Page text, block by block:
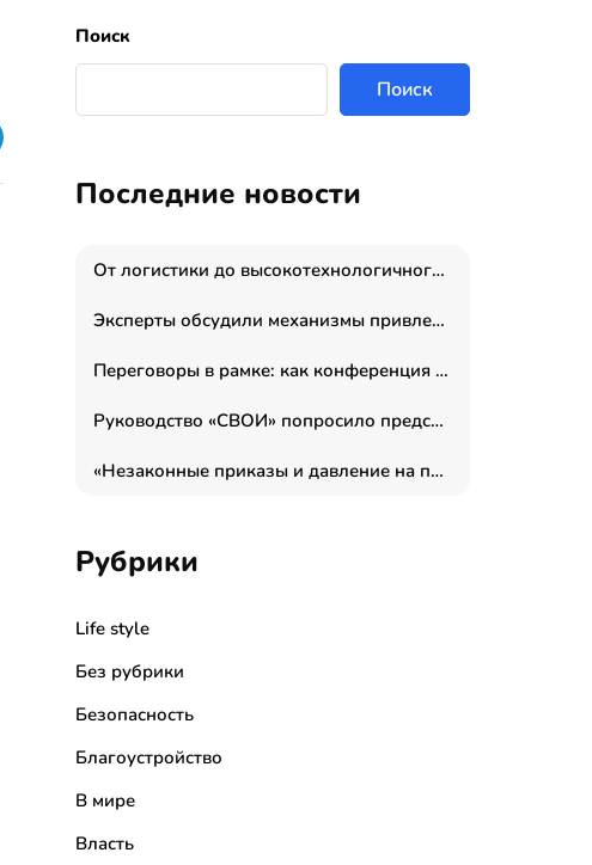
Поиск
Поиск
Последние новости
От логистики до высокотехнологичного производства: как основатель “гагаринга” выстраивает экосистему безопасности и гражданских БПЛА
Эксперты обсудили механизмы привлечения молодых специалистов в промышленные города
Переговоры в рамке: как конференция «Бизнес как искусство» переформатирует деловой этикет в стенах ТПП РФ
Руководство «СВОИ» попросило председателя СКР дать правовую оценку обысков в тыловом штабе
«Незаконные приказы и давление на полицию»: Эрнеста Султанова задержали у посольства Израиля во время одиночного пикета
Рубрики
Life style
Без рубрики
Безопасность
Благоустройство
В мире
Власть